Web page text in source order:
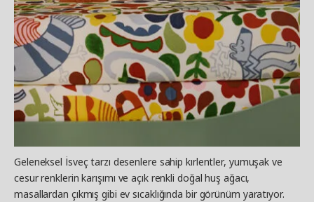
Geleneksel İsveç tarzı desenlere sahip kırlentler, yumuşak ve
cesur renklerin karışımı ve açık renkli doğal huş ağacı,
masallardan çıkmış gibi ev sıcaklığında bir görünüm yaratıyor.